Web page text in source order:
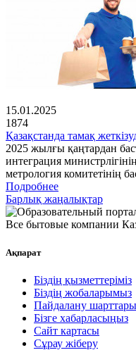
15.01.2025
1874
Қазақстанда тамақ
2025 жылғы қаңтардан
интеграция
метрология комитетінің
Подробнее
Барлық жаңалықтар
Все бытовые компании
Ақпарат
Біздің қызметтеріміз
Біздің жобаларымыз
Пайдалану шарттары
Бізге хабарласыңыз
Сайт картасы
Сұрау жіберу